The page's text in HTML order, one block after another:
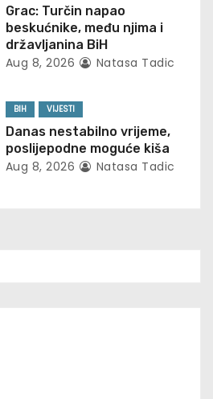
Grac: Turčin napao
beskućnike, među njima i
državljanina BiH
Aug 8, 2026 Natasa Tadic
BIH VIJESTI
Danas nestabilno vrijeme,
poslijepodne moguće kiša
Aug 8, 2026 Natasa Tadic